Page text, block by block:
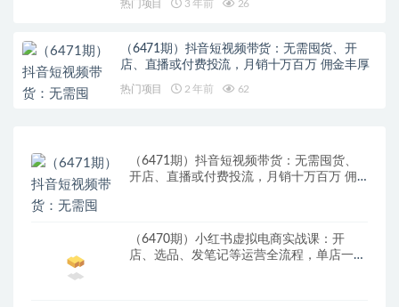
热门项目 3 年前 26
（6471期）抖音短视频带货：无需囤货、开
店、直播或付费投流，月销十万百万 佣金丰厚
热门项目 2 年前 62
（6471期）抖音短视频带货：无需囤货、
开店、直播或付费投流，月销十万百万 佣
（6470期）小红书虚拟电商实战课：开
店、选品、发笔记等运营全流程，单店一天